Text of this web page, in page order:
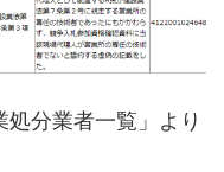
分業者一覧」より